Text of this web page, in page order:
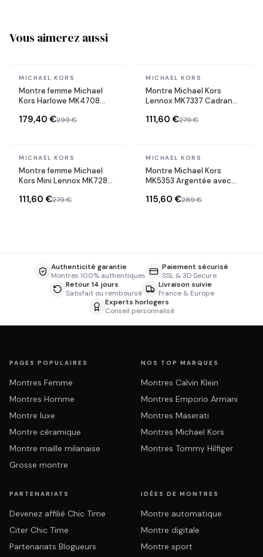
Vous aimerez aussi
En stock
MICHAEL KORS
Montre femme Michael
Kors Harlowe MK4708
bracelet en acier
179,40 €299 €
En stock
MICHAEL KORS
Montre Michael Kors
Lennox MK7337 Cadran
milanaise
111,60 €279 €
En stock
MICHAEL KORS
Montre femme Michael
Kors Mini Lennox MK7280
111,60 €279 €
En stock
MICHAEL KORS
Montre Michael Kors
MK5353 Argentée avec
115,60 €289 €
Authenticité garantie
Montres 100% authentiques
Paiement sécurisé
SSL & 3D Secure
Retour 14 jours
Satisfait ou remboursé
Livraison suivie
France & Europe
Experts horlogers
Conseil personnalisé
PAGES POPULAIRES
Montres Femme
Montres Homme
Montre luxe
Montre céramique
Montre maille milanaise
Grosse montre
NOS TOP MARQUES
Montres Calvin Klein
Montres Emporio Armani
Montres Maserati
Montres Michael Kors
Montres Tommy Hilfiger
PARTENARIATS
Devenez affilié Chic Time
Citer Chic Time
Partenariats Blogueurs
IDÉES DE MONTRES
Montre automatique
Montre digitale
Montre sport